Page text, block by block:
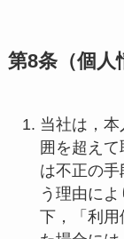
第8条（個人
当社は，
囲を超え
は不正の
う理由に
下，「利